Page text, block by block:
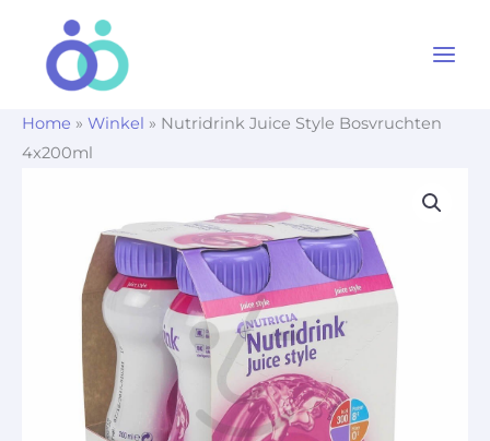
Home » Winkel » Nutridrink Juice Style Bosvruchten
4x200ml